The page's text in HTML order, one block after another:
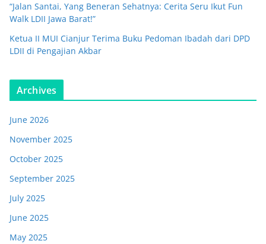
“Jalan Santai, Yang Beneran Sehatnya: Cerita Seru Ikut Fun
Walk LDII Jawa Barat!”
Ketua II MUI Cianjur Terima Buku Pedoman Ibadah dari DPD
LDII di Pengajian Akbar
Archives
June 2026
November 2025
October 2025
September 2025
July 2025
June 2025
May 2025